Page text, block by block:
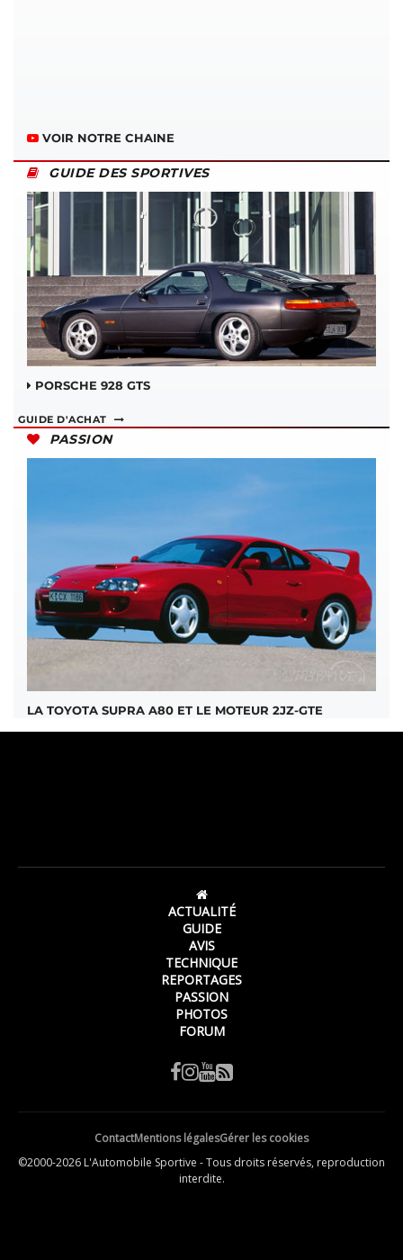
VOIR NOTRE CHAINE
GUIDE DES SPORTIVES
PORSCHE 928 GTS
GUIDE D'ACHAT
PASSION
LA TOYOTA SUPRA A80 ET LE MOTEUR 2JZ-GTE
ACTUALITÉ
GUIDE
AVIS
TECHNIQUE
REPORTAGES
PASSION
PHOTOS
FORUM
ContactMentions légalesGérer les cookies
©2000-2026 L'Automobile Sportive - Tous droits réservés, reproduction
interdite.